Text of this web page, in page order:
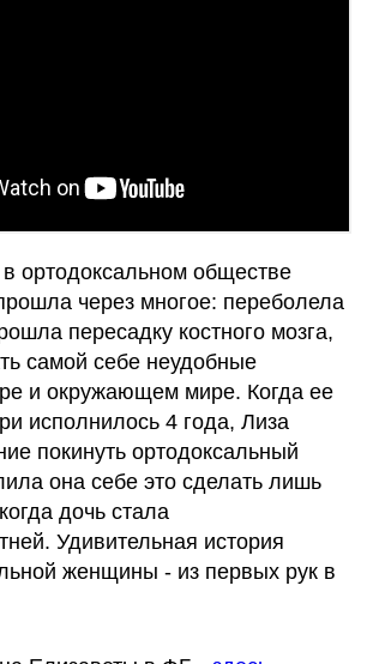
ортодоксальном обществе
через многое: переболела
пересадку костного мозга,
самой себе неудобные
и окружающем мире. Когда ее
исполнилось 4 года, Лиза
покинуть ортодоксальный
она себе это сделать лишь
дочь стала
Удивительная история
женщины - из первых рук в